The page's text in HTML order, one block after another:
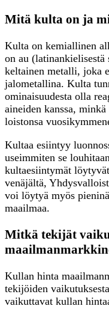
Mitä kulta on ja
Kulta on kemiallinen
on au
keltainen metalli, joka
jalometallina. Kulta
ominaisuudesta olla
aineiden kanssa,
loistonsa
Kultaa esiintyy
useimmiten se
kultaesiintymät
venäjältä,
voi löytyä myös
maailmaa.
Mitkä tekijät
Kullan hinta
tekijöiden
vaikuttavat kullan